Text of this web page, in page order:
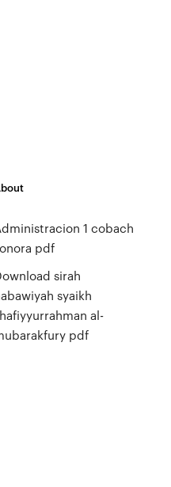
1 cobach
pdf
sirah
syaikh
al-
pdf